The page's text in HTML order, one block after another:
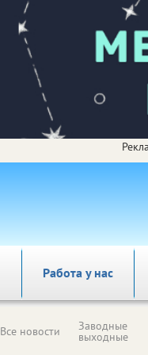
Работа у нас
Все новости Заводные
выходные